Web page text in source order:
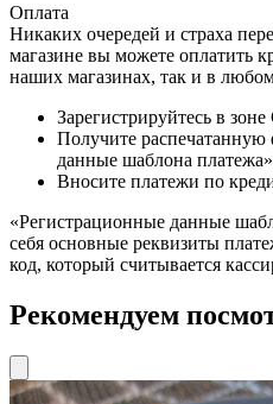
Оплата
Никаких очередей и страха
магазине вы можете оплатить
наших магазинах, так и в
Зарегистрируйтесь в
Получите
данные шаблона
Вносите платежи по
«Регистрационные данные
себя основные реквизиты
код, который считывается
Рекомендуем